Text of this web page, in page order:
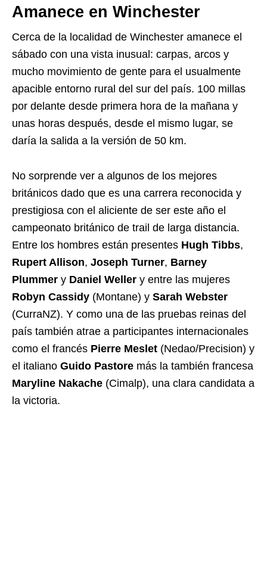
Amanece en Winchester
Cerca de la localidad de Winchester amanece el
sábado con una vista inusual: carpas, arcos y
mucho movimiento de gente para el usualmente
apacible entorno rural del sur del país. 100 millas
por delante desde primera hora de la mañana y
unas horas después, desde el mismo lugar, se
daría la salida a la versión de 50 km.
No sorprende ver a algunos de los mejores
británicos dado que es una carrera reconocida y
prestigiosa con el aliciente de ser este año el
campeonato británico de trail de larga distancia.
Entre los hombres están presentes Hugh Tibbs,
Rupert Allison, Joseph Turner, Barney
Plummer y Daniel Weller y entre las mujeres
Robyn Cassidy (Montane) y Sarah Webster
(CurraNZ). Y como una de las pruebas reinas del
país también atrae a participantes internacionales
como el francés Pierre Meslet (Nedao/Precision) y
el italiano Guido Pastore más la también francesa
Maryline Nakache (Cimalp), una clara candidata a
la victoria.